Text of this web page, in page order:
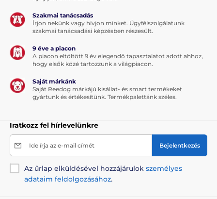
Szakmai tanácsadás
Írjon nekünk vagy hívjon minket. Ügyfélszolgálatunk
szakmai tanácsadási képzésben részesült.
9 éve a piacon
A piacon eltöltött 9 év elegendő tapasztalatot adott ahhoz,
hogy elsők közé tartozzunk a világpiacon.
Saját márkánk
Saját Reedog márkájú kisállat- és smart termékeket
gyártunk és értékesítünk. Termékpalettánk széles.
Iratkozz fel hírlevelünkre
Ide írja az e-mail címét Bejelentkezés
Az űrlap elküldésével hozzájárulok személyes
adataim feldolgozásához.